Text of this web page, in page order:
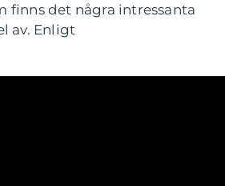
finns det några intressanta
av. Enligt